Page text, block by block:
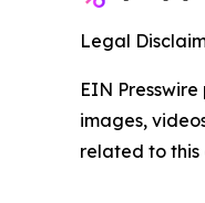
Legal
EIN
images,
related to